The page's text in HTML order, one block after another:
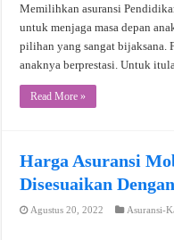
Memilihkan asuransi
untuk menjaga masa depan
pilihan yang sangat bijaksana.
anaknya berprestasi. Untuk
Read More »
Harga Asuransi
Disesuaikan
Agustus 20, 2022 Asuransi-